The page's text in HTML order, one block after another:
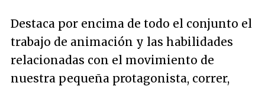
Destaca por encima de todo el conjunto el
trabajo de animación y las habilidades
relacionadas con el movimiento de
nuestra pequeña protagonista, correr,